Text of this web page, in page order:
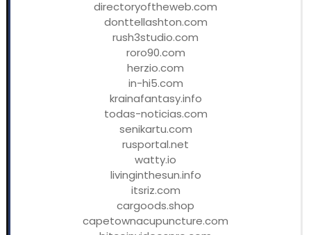
directoryoftheweb.com
donttellashton.com
rush3studio.com
roro90.com
herzio.com
in-hi5.com
krainafantasy.info
todas-noticias.com
senikartu.com
rusportal.net
watty.io
livinginthesun.info
itsriz.com
cargoods.shop
capetownacupuncture.com